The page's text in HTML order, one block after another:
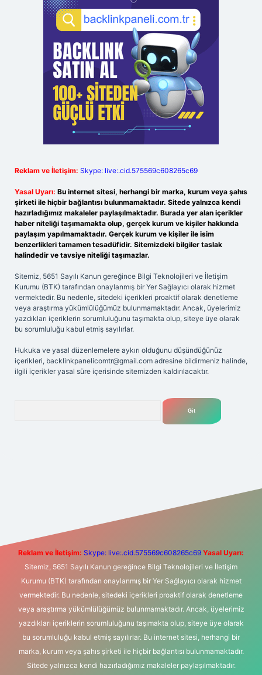
Reklam ve İletişim: Skype: live:.cid.575569c608265c69
Yasal Uyarı: Bu internet sitesi, herhangi bir marka, kurum veya şahıs
şirketi ile hiçbir bağlantısı bulunmamaktadır. Sitede yalnızca kendi
hazırladığımız makaleler paylaşılmaktadır. Burada yer alan içerikler
haber niteliği taşımamakta olup, gerçek kurum ve kişiler hakkında
paylaşım yapılmamaktadır. Gerçek kurum ve kişiler ile isim
benzerlikleri tamamen tesadüfidir. Sitemizdeki bilgiler taslak
halindedir ve tavsiye niteliği taşımazlar.
Sitemiz, 5651 Sayılı Kanun gereğince Bilgi Teknolojileri ve İletişim
Kurumu (BTK) tarafından onaylanmış bir Yer Sağlayıcı olarak hizmet
vermektedir. Bu nedenle, sitedeki içerikleri proaktif olarak denetleme
veya araştırma yükümlülüğümüz bulunmamaktadır. Ancak, üyelerimiz
yazdıkları içeriklerin sorumluluğunu taşımakta olup, siteye üye olarak
bu sorumluluğu kabul etmiş sayılırlar.
Hukuka ve yasal düzenlemelere aykırı olduğunu düşündüğünüz
içerikleri, backlinkpanelicomtr@gmail.com adresine bildirmeniz halinde,
ilgili içerikler yasal süre içerisinde sitemizden kaldırılacaktır.
m elexbet
Reklam ve İletişim: Skype: live:.cid.575569c608265c69 Yasal Uyarı:
Sitemiz, 5651 Sayılı Kanun gereğince Bilgi Teknolojileri ve İletişim
Kurumu (BTK) tarafından onaylanmış bir Yer Sağlayıcı olarak hizmet
vermektedir. Bu nedenle, sitedeki içerikleri proaktif olarak denetleme
veya araştırma yükümlülüğümüz bulunmamaktadır. Ancak, üyelerimiz
yazdıkları içeriklerin sorumluluğunu taşımakta olup, siteye üye olarak
bu sorumluluğu kabul etmiş sayılırlar. Bu internet sitesi, herhangi bir
marka, kurum veya şahıs şirketi ile hiçbir bağlantısı bulunmamaktadır.
Sitede yalnızca kendi hazırladığımız makaleler paylaşılmaktadır.